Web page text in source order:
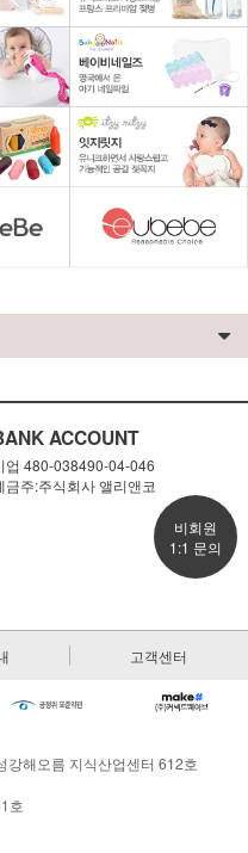
ACCOUNT
업 480-038490-04-046
금주:주식회사 앨리앤코
비회원
1:1 문의
고객센터
강해오름 지식산업센터 612호
호